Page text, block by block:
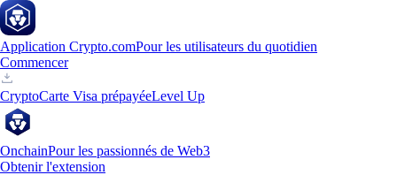
Application Crypto.comPour les utilisateurs du quotidien
Commencer
CryptoCarte Visa prépayéeLevel Up
OnchainPour les passionnés de Web3
Obtenir l'extension